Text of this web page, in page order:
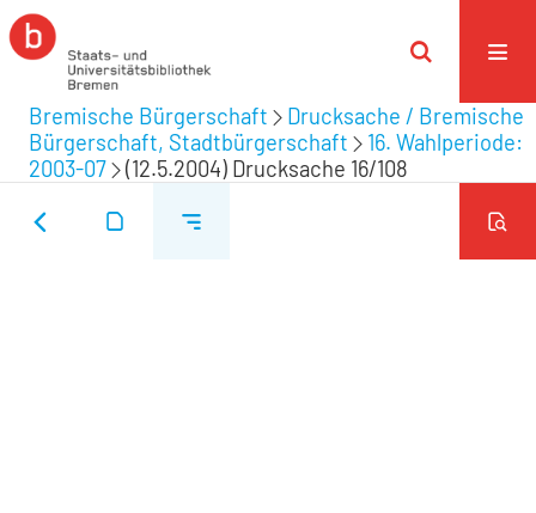
Bremische Bürgerschaft
Drucksache / Bremische
Bürgerschaft, Stadtbürgerschaft
16. Wahlperiode:
2003-07
(12.5.2004) Drucksache 16/108